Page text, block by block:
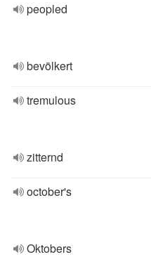
peopled
bevölkert
tremulous
zitternd
october's
Oktobers